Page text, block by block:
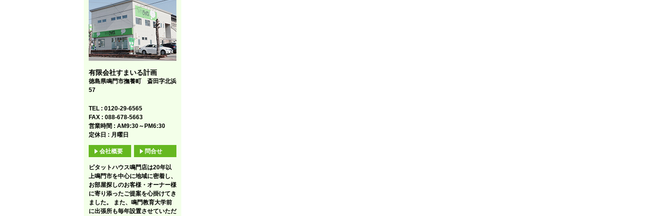
有限会社すまいる計画
徳島県鳴門市撫養町 斎田字北浜
57
TEL : 0120-29-6565
FAX : 088-678-5663
営業時間 : AM9:30～PM6:30
定休日 : 月曜日
会社概要 問合せ
ピタットハウス鳴門店は20年以
上鳴門市を中心に地域に密着し、
お部屋探しのお客様・オーナー様
に寄り添ったご提案を心掛けてき
ました。 また、鳴門教育大学前
に出張所も毎年設置させていただ